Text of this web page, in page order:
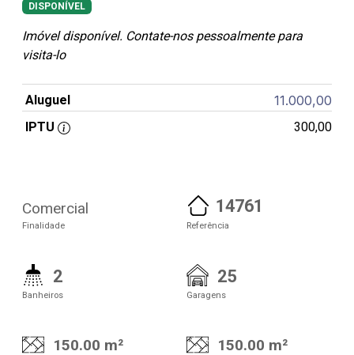
DISPONÍVEL
Imóvel disponível. Contate-nos pessoalmente para
visita-lo
Aluguel 11.000,00
IPTU 300,00
Comercial
Finalidade
14761
Referência
2
Banheiros
25
Garagens
150.00 m² 150.00 m²